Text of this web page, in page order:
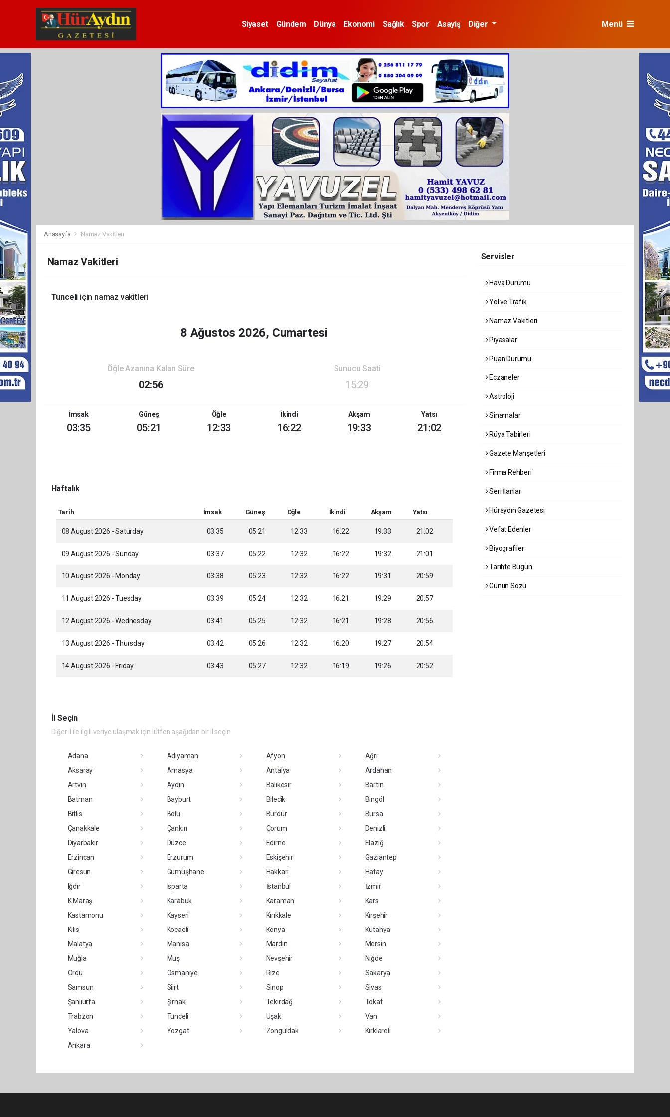
Siyaset Gündem Dünya Ekonomi Sağlık Spor Asayiş Diğer Menü
Anasayfa Namaz Vakitleri
Namaz Vakitleri
Tunceli için namaz vakitleri
8 Ağustos 2026, Cumartesi
Öğle Azanına Kalan Süre
02:56
Sunucu Saati
15:29
İmsak
03:35
Güneş
05:21
Öğle
12:33
İkindi
16:22
Akşam
19:33
Yatsı
21:02
Haftalık
Tarih İmsak Güneş Öğle İkindi Akşam Yatsı
08 August 2026 - Saturday 03:35 05:21 12:33 16:22 19:33 21:02
09 August 2026 - Sunday 03:37 05:22 12:32 16:22 19:32 21:01
10 August 2026 - Monday 03:38 05:23 12:32 16:22 19:31 20:59
11 August 2026 - Tuesday 03:39 05:24 12:32 16:21 19:29 20:57
12 August 2026 - Wednesday 03:41 05:25 12:32 16:21 19:28 20:56
13 August 2026 - Thursday 03:42 05:26 12:32 16:20 19:27 20:54
14 August 2026 - Friday 03:43 05:27 12:32 16:19 19:26 20:52
İl Seçin
Diğer il ile ilgili veriye ulaşmak için lütfen aşağıdan bir il seçin
Adana Adıyaman Afyon
Ağrı
Aksaray
Amasya Antalya
Ardahan
Artvin
Aydın Balıkesir
Bartın
Batman
Bayburt Bilecik
Bingöl
Bitlis
Bolu Burdur
Bursa
Çanakkale
Çankırı Çorum
Denizli
Diyarbakır
Düzce Edirne
Elazığ
Erzincan
Erzurum Eskişehir
Gaziantep
Giresun
Gümüşhane Hakkari
Hatay
Iğdır
Isparta İstanbul
İzmir
K.Maraş
Karabük Karaman
Kars
Kastamonu
Kayseri Kırıkkale
Kırşehir
Kilis
Kocaeli Konya
Kütahya
Malatya
Manisa Mardin
Mersin
Muğla
Muş Nevşehir
Niğde
Ordu
Osmaniye Rize
Sakarya
Samsun
Siirt Sinop
Sivas
Şanlıurfa
Şırnak Tekirdağ
Tokat
Trabzon
Tunceli Uşak
Van
Yalova
Yozgat Zonguldak
Kırklareli
Ankara
Servisler
Hava Durumu
Yol ve Trafik
Namaz Vakitleri
Piyasalar
Puan Durumu
Eczaneler
Astroloji
Sinamalar
Rüya Tabirleri
Gazete Manşetleri
Firma Rehberi
Seri İlanlar
Hüraydın Gazetesi
Vefat Edenler
Biyografiler
Tarihte Bugün
Günün Sözü